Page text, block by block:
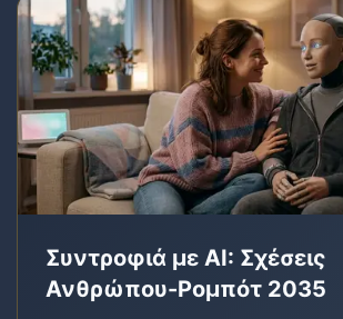
Συντροφιά με AI: Σχέσεις
Ανθρώπου-Ρομπότ 2035